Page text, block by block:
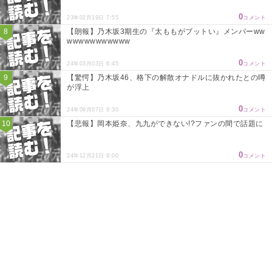
23年02月19日 7:55 0コメント
【朗報】乃木坂3期生の『太ももがブットい』メンバーww
wwwwwwwwwww
24年03月03日 6:45 0コメント
【驚愕】乃木坂46、格下の解散オナドルに抜かれたとの噂
が浮上
24年09月07日 9:30 0コメント
【悲報】岡本姫奈、九九ができない!?ファンの間で話題に
24年12月21日 9:00 0コメント